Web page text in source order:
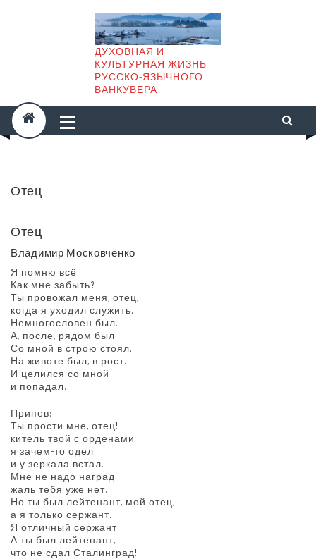
ДУХОВНАЯ И
КУЛЬТУРНАЯ ЖИЗНЬ
РУССКО-ЯЗЫЧНОГО
ВАНКУВЕРА
Отец
Отец
Владимир Московченко
Я помню всё.
Как мне забыть?
Ты провожал меня, отец,
когда я уходил служить.
Немногословен был.
А, после, рядом был.
Со мной в строю стоял.
На животе был, в рост.
И целился со мной
и попадал.
Припев:
Ты прости мне, отец!
китель твой с орденами
я зачем-то одел
и у зеркала встал.
Мне не надо наград:
жаль тебя уже нет.
Но ты был лейтенант, мой отец,
а я только сержант.
Я отличный сержант.
А ты был лейтенант,
что не сдал Сталинград!